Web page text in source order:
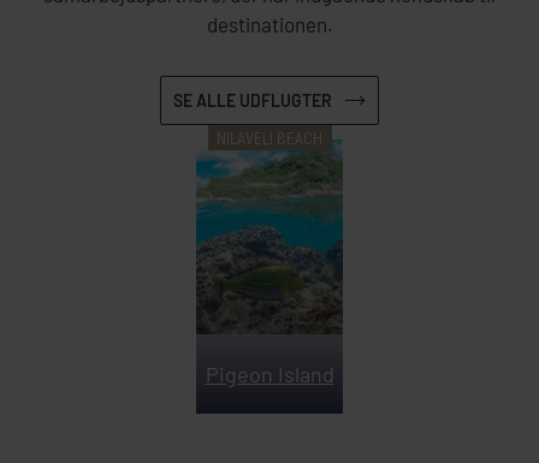
destinationen.
SE ALLE UDFLUGTER
NILAVELI BEACH
Pigeon Island